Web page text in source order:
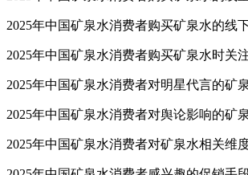
2025年中国矿泉水消费者购买矿泉水的线
2025年中国矿泉水消费者购买矿泉水的线
2025年中国矿泉水消费者购买矿泉水时关
2025年中国矿泉水消费者对明星代言的矿
2025年中国矿泉水消费者对舆论影响的矿
2025年中国矿泉水消费者对矿泉水相关维